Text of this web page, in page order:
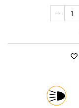
Utilaje constructie